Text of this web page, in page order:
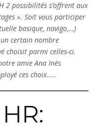
2 possibilités s’offrent aux
». Soit vous participer
basique, navigo,…)
certain nombre
choisit parmi celles-ci.
amie Ana Inés
ces choix…..